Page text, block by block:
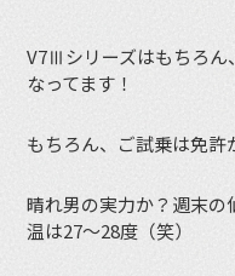
V7Ⅲシリーズはもちろ
なってます！
もちろん、ご試乗は免許
晴れ男の実力か？週末
温は27〜28度（笑）